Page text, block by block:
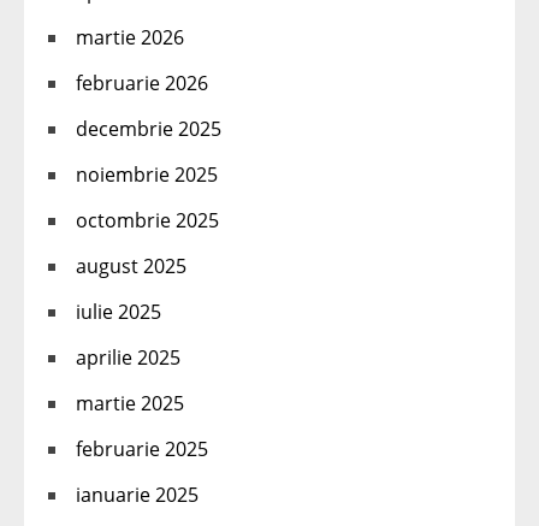
martie 2026
februarie 2026
decembrie 2025
noiembrie 2025
octombrie 2025
august 2025
iulie 2025
aprilie 2025
martie 2025
februarie 2025
ianuarie 2025